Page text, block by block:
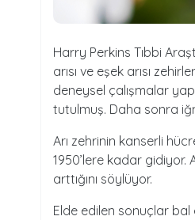
Harry Perkins Tıbbi
arısı ve eşek arısı
deneysel çalışmalar
tutulmuş. Daha sonra
Arı zehrinin kanserli
1950’lere kadar gidiyor.
arttığını söylüyor.
Elde edilen sonuçlar bal